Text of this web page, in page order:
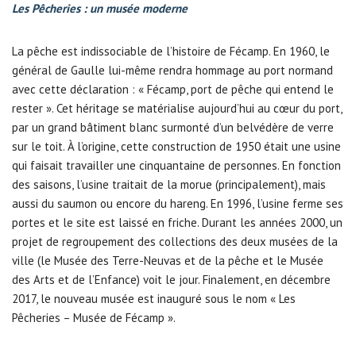
Les Pêcheries : un musée moderne
La pêche est indissociable de l’histoire de Fécamp. En 1960, le
général de Gaulle lui-même rendra hommage au port normand
avec cette déclaration : « Fécamp, port de pêche qui entend le
rester ». Cet héritage se matérialise aujourd’hui au cœur du port,
par un grand bâtiment blanc surmonté d’un belvédère de verre
sur le toit. À l’origine, cette construction de 1950 était une usine
qui faisait travailler une cinquantaine de personnes. En fonction
des saisons, l’usine traitait de la morue (principalement), mais
aussi du saumon ou encore du hareng. En 1996, l’usine ferme ses
portes et le site est laissé en friche. Durant les années 2000, un
projet de regroupement des collections des deux musées de la
ville (le Musée des Terre-Neuvas et de la pêche et le Musée
des Arts et de l’Enfance) voit le jour. Finalement, en décembre
2017, le nouveau musée est inauguré sous le nom « Les
Pêcheries – Musée de Fécamp ».